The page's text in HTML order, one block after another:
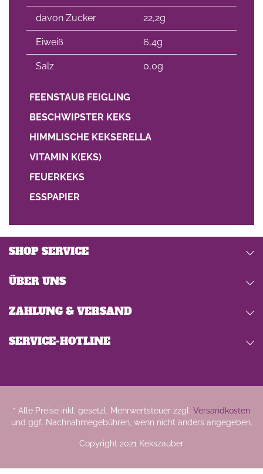
davon Zucker 22,2g
Eiweiß 6,4g
Salz 0,0g
FEENSTAUB FEIGLING
BESCHWIPSTER KEKS
HIMMLISCHE KEKSERELLA
VITAMIN K(EKS)
FEUERKEKS
ESSPAPIER
SERVICE-HOTLINE
SHOP SERVICE
ÜBER UNS
ZAHLUNG & VERSAND
* Alle Preise inkl. gesetzl. Mehrwertsteuer zzgl. Versandkosten
und ggf. Nachnahmegebühren, wenn nicht anders angegeben.
Copyright 2021 Kekszauber